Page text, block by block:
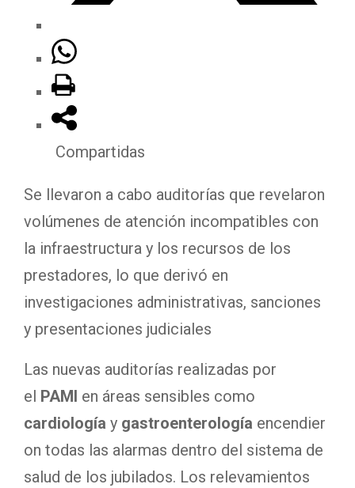
Compartidas
Se llevaron a cabo auditorías que revelaron
volúmenes de atención incompatibles con
la infraestructura y los recursos de los
prestadores, lo que derivó en
investigaciones administrativas, sanciones
y presentaciones judiciales
Las nuevas auditorías realizadas por
el PAMI en áreas sensibles como
cardiología y gastroenterología encendier
on todas las alarmas dentro del sistema de
salud de los jubilados. Los relevamientos